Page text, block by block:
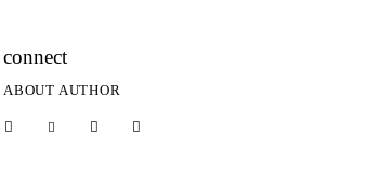
connect
ABOUT AUTHOR